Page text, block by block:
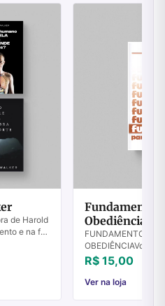
de Harold
e na fé
cristã
Fundamentos
Obediência -
FUNDAMENTOS
Ensinamentos para
de Cristo
poderá fazer o...
R$ 15,00
Ver na loja